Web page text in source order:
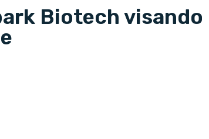
Biotech visando